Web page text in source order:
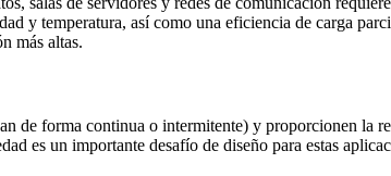
y temperatura, así como una eficiencia de carga
más altas.
de forma continua o intermitente) y proporcionen la
es un importante desafío de diseño para estas